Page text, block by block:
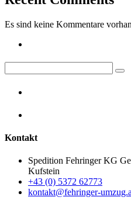
Es sind keine Kommentare
Kontakt
Spedition Fehringer KG
Kufstein
+43 (0) 5372 62773
kontakt@fehringer-